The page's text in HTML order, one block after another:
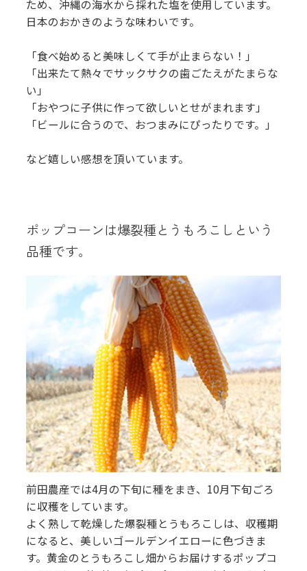
ため、沖縄の海水から採れた塩を使用しています。
日本のおかきのような味わいです。
「食べ始めると美味しくて手が止まらない！」
「出来たて熱々でサックサクの歯ごたえがたまらな
い」
「おやつに子供に作って欲しいとせがまれます」
「ビールに合うので、おつまみにぴったりです。」
など嬉しい感想を頂いています。
ポップコーンは爆裂種とうもろこしという
品種です。
前田農産では4月の下旬に種をまき、10月下旬ごろ
に収穫をしています。
よく熟して乾燥した爆裂種とうもろこしは、収穫期
になると、美しいゴールデンイエローに色づきま
す。黄金のとうもろこし畑からお届けするポップコ